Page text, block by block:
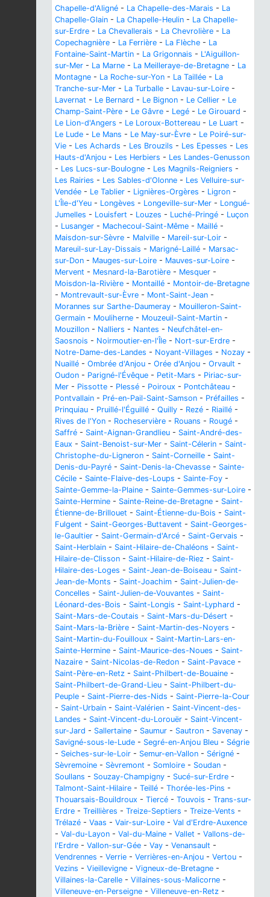
Chapelle-d'Aligné - La Chapelle-des-Marais - La
Chapelle-Glain - La Chapelle-Heulin - La Chapelle-
sur-Erdre - La Chevallerais - La Chevrolière - La
Copechagnière - La Ferrière - La Flèche - La
Fontaine-Saint-Martin - La Grigonnais - L'Aiguillon-
sur-Mer - La Marne - La Meilleraye-de-Bretagne - La
Montagne - La Roche-sur-Yon - La Taillée - La
Tranche-sur-Mer - La Turballe - Lavau-sur-Loire -
Lavernat - Le Bernard - Le Bignon - Le Cellier - Le
Champ-Saint-Père - Le Gâvre - Legé - Le Girouard -
Le Lion-d'Angers - Le Loroux-Bottereau - Le Luart -
Le Lude - Le Mans - Le May-sur-Èvre - Le Poiré-sur-
Vie - Les Achards - Les Brouzils - Les Epesses - Les
Hauts-d'Anjou - Les Herbiers - Les Landes-Genusson
- Les Lucs-sur-Boulogne - Les Magnils-Reigniers -
Les Rairies - Les Sables-d'Olonne - Les Velluire-sur-
Vendée - Le Tablier - Lignières-Orgères - Ligron -
L'Île-d'Yeu - Longèves - Longeville-sur-Mer - Longué-
Jumelles - Louisfert - Louzes - Luché-Pringé - Luçon
- Lusanger - Machecoul-Saint-Même - Maillé -
Maisdon-sur-Sèvre - Malville - Mareil-sur-Loir -
Mareuil-sur-Lay-Dissais - Marigné-Laillé - Marsac-
sur-Don - Mauges-sur-Loire - Mauves-sur-Loire -
Mervent - Mesnard-la-Barotière - Mesquer -
Moisdon-la-Rivière - Montaillé - Montoir-de-Bretagne
- Montrevault-sur-Èvre - Mont-Saint-Jean -
Morannes sur Sarthe-Daumeray - Mouilleron-Saint-
Germain - Mouliherne - Mouzeuil-Saint-Martin -
Mouzillon - Nalliers - Nantes - Neufchâtel-en-
Saosnois - Noirmoutier-en-l'Île - Nort-sur-Erdre -
Notre-Dame-des-Landes - Noyant-Villages - Nozay -
Nuaillé - Ombrée d'Anjou - Orée d'Anjou - Orvault -
Oudon - Parigné-l'Évêque - Petit-Mars - Piriac-sur-
Mer - Pissotte - Plessé - Poiroux - Pontchâteau -
Pontvallain - Pré-en-Pail-Saint-Samson - Préfailles -
Prinquiau - Pruillé-l'Éguillé - Quilly - Rezé - Riaillé -
Rives de l'Yon - Rocheservière - Rouans - Rougé -
Saffré - Saint-Aignan-Grandlieu - Saint-André-des-
Eaux - Saint-Benoist-sur-Mer - Saint-Célerin - Saint-
Christophe-du-Ligneron - Saint-Corneille - Saint-
Denis-du-Payré - Saint-Denis-la-Chevasse - Sainte-
Cécile - Sainte-Flaive-des-Loups - Sainte-Foy -
Sainte-Gemme-la-Plaine - Sainte-Gemmes-sur-Loire -
Sainte-Hermine - Sainte-Reine-de-Bretagne - Saint-
Étienne-de-Brillouet - Saint-Étienne-du-Bois - Saint-
Fulgent - Saint-Georges-Buttavent - Saint-Georges-
le-Gaultier - Saint-Germain-d'Arcé - Saint-Gervais -
Saint-Herblain - Saint-Hilaire-de-Chaléons - Saint-
Hilaire-de-Clisson - Saint-Hilaire-de-Riez - Saint-
Hilaire-des-Loges - Saint-Jean-de-Boiseau - Saint-
Jean-de-Monts - Saint-Joachim - Saint-Julien-de-
Concelles - Saint-Julien-de-Vouvantes - Saint-
Léonard-des-Bois - Saint-Longis - Saint-Lyphard -
Saint-Mars-de-Coutais - Saint-Mars-du-Désert -
Saint-Mars-la-Brière - Saint-Martin-des-Noyers -
Saint-Martin-du-Fouilloux - Saint-Martin-Lars-en-
Sainte-Hermine - Saint-Maurice-des-Noues - Saint-
Nazaire - Saint-Nicolas-de-Redon - Saint-Pavace -
Saint-Père-en-Retz - Saint-Philbert-de-Bouaine -
Saint-Philbert-de-Grand-Lieu - Saint-Philbert-du-
Peuple - Saint-Pierre-des-Nids - Saint-Pierre-la-Cour
- Saint-Urbain - Saint-Valérien - Saint-Vincent-des-
Landes - Saint-Vincent-du-Lorouër - Saint-Vincent-
sur-Jard - Sallertaine - Saumur - Sautron - Savenay -
Savigné-sous-le-Lude - Segré-en-Anjou Bleu - Ségrie
- Seiches-sur-le-Loir - Semur-en-Vallon - Sérigné -
Sèvremoine - Sèvremont - Somloire - Soudan -
Soullans - Souzay-Champigny - Sucé-sur-Erdre -
Talmont-Saint-Hilaire - Teillé - Thorée-les-Pins -
Thouarsais-Bouildroux - Tiercé - Touvois - Trans-sur-
Erdre - Treillières - Treize-Septiers - Treize-Vents -
Trélazé - Vaas - Vair-sur-Loire - Val d'Erdre-Auxence
- Val-du-Layon - Val-du-Maine - Vallet - Vallons-de-
l'Erdre - Vallon-sur-Gée - Vay - Venansault -
Vendrennes - Verrie - Verrières-en-Anjou - Vertou -
Vezins - Vieillevigne - Vigneux-de-Bretagne -
Villaines-la-Carelle - Villaines-sous-Malicorne -
Villeneuve-en-Perseigne - Villeneuve-en-Retz -